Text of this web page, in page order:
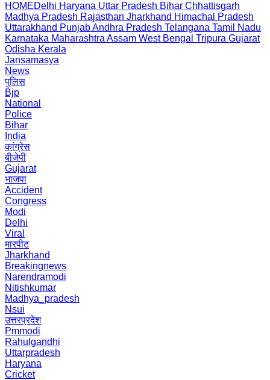
HOMEDelhi Haryana Uttar Pradesh Bihar Chhattisgarh
Madhya Pradesh Rajasthan Jharkhand Himachal Pradesh
Uttarakhand PunjabAndhra Pradesh Telangana Tamil Nadu
Karnataka Maharashtra Assam West Bengal Tripura Gujarat
Odisha Kerala
Jansamasya
News
पुलिस
Bjp
National
Police
Bihar
India
कांग्रेस
बीजेपी
Gujarat
भाजपा
Accident
Congress
Modi
Delhi
Viral
मारपीट
Jharkhand
Breakingnews
Narendramodi
Nitishkumar
Madhya_pradesh
Nsui
उत्तरप्रदेश
Pmmodi
Rahulgandhi
Uttarpradesh
Haryana
Cricket